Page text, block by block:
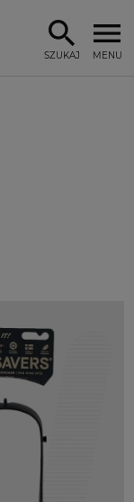
MENU
SZUKAJ